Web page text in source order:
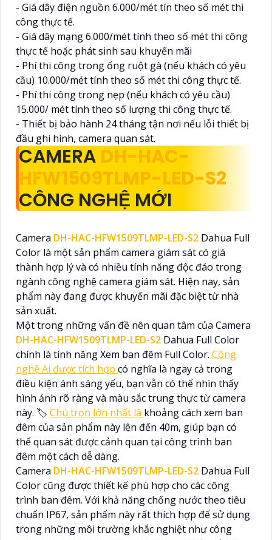
- Giá dây điện nguồn 6.000/mét tín theo số mét thi
công thực tế.
- Giá dây mạng 6.000/mét tính theo số mét thi công
thực tế hoặc phát sinh sau khuyến mãi
- Phí thi công trong ống ruột gà (nếu khách có yêu
cầu) 10.000/mét tính theo số mét thi công thực tế.
- Phí thi công trong nẹp (nếu khách có yêu cầu)
15.000/ mét tính theo số lượng thi công thực tế.
- Thiết bị bảo hành 24 tháng tận nơi nếu lỗi thiết bị
đầu ghi hình, camera quan sát.
CAMERA DH-HAC-
HFW1509TLMP-LED-S2
CÔNG NGHỆ MỚI
Camera DH-HAC-HFW1509TLMP-LED-S2 Dahua Full
Color là một sản phẩm camera giám sát có giá
thành hợp lý và có nhiều tính năng độc đáo trong
ngành công nghệ camera giám sát. Hiện nay, sản
phẩm này đang được khuyến mãi đặc biệt từ nhà
sản xuất.
Một trong những vấn đề nên quan tâm của Camera
DH-HAC-HFW1509TLMP-LED-S2 Dahua Full Color
chính là tính năng Xem ban đêm Full Color. Công
nghệ Ai được tích hợp có nghĩa là ngay cả trong
điều kiện ánh sáng yếu, bạn vẫn có thể nhìn thấy
hình ảnh rõ ràng và màu sắc trung thực từ camera
này. 🏷 Chú trọn lớn nhất là khoảng cách xem ban
đêm của sản phẩm này lên đến 40m, giúp bạn có
thể quan sát được cảnh quan tại công trình ban
đêm một cách dễ dàng.
Camera DH-HAC-HFW1509TLMP-LED-S2 Dahua Full
Color cũng được thiết kế phù hợp cho các công
trình ban đêm. Với khả năng chống nước theo tiêu
chuẩn IP67, sản phẩm này rất thích hợp để sử dụng
trong những môi trường khắc nghiệt như công